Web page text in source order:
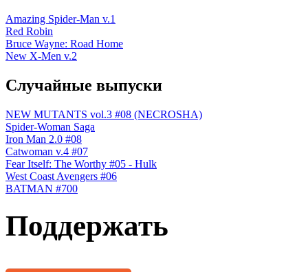
Amazing Spider-Man v.1
Red Robin
Bruce Wayne: Road Home
New X-Men v.2
Случайные выпуски
NEW MUTANTS vol.3 #08 (NECROSHA)
Spider-Woman Saga
Iron Man 2.0 #08
Catwoman v.4 #07
Fear Itself: The Worthy #05 - Hulk
West Coast Avengers #06
BATMAN #700
Поддержать